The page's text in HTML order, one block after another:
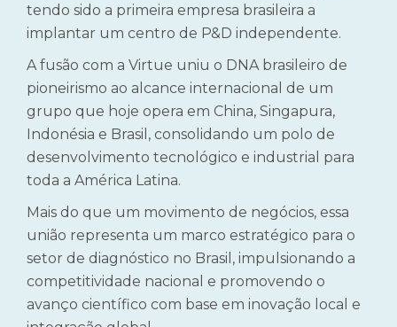
tendo sido a primeira empresa brasileira a
implantar um centro de P&D independente.
A fusão com a Virtue uniu o DNA brasileiro de
pioneirismo ao alcance internacional de um
grupo que hoje opera em China, Singapura,
Indonésia e Brasil, consolidando um polo de
desenvolvimento tecnológico e industrial para
toda a América Latina.
Mais do que um movimento de negócios, essa
união representa um marco estratégico para o
setor de diagnóstico no Brasil, impulsionando a
competitividade nacional e promovendo o
avanço científico com base em inovação local e